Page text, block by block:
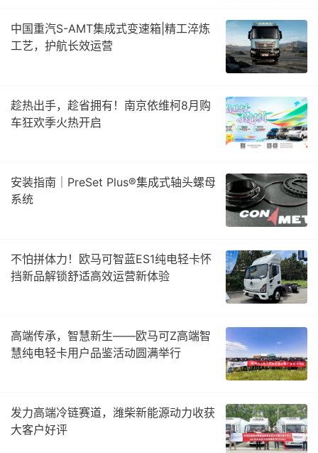
中国重汽S-AMT集成式变速箱|精工淬炼
工艺，护航长效运营
趁热出手，趁省拥有！南京依维柯8月购
车狂欢季火热开启
安装指南｜PreSet Plus®集成式轴头螺母
系统
不怕拼体力！欧马可智蓝ES1纯电轻卡怀
挡新品解锁舒适高效运营新体验
高端传承，智慧新生——欧马可Z高端智
慧纯电轻卡用户品鉴活动圆满举行
发力高端冷链赛道，潍柴新能源动力收获
大客户好评